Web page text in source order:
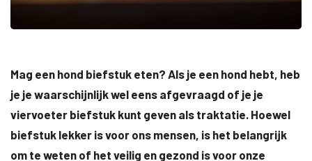
Mag een hond biefstuk eten? Als je een hond hebt, heb
je je waarschijnlijk wel eens afgevraagd of je je
viervoeter biefstuk kunt geven als traktatie. Hoewel
biefstuk lekker is voor ons mensen, is het belangrijk
om te weten of het veilig en gezond is voor onze